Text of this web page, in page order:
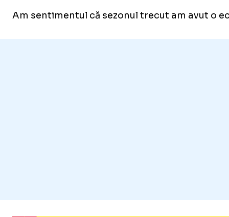
Am sentimentul că sezonul trecut am avut o